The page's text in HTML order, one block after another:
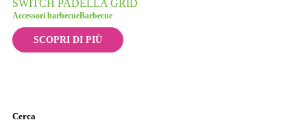
SWITCH PADELLA GRID
Accessori barbecueBarbecue
SCOPRI DI PIÙ
Cerca